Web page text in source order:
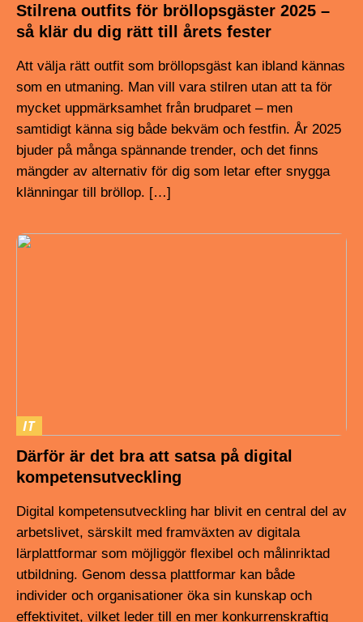
Stilrena outfits för bröllopsgäster 2025 –
så klär du dig rätt till årets fester
Att välja rätt outfit som bröllopsgäst kan ibland kännas
som en utmaning. Man vill vara stilren utan att ta för
mycket uppmärksamhet från brudparet – men
samtidigt känna sig både bekväm och festfin. År 2025
bjuder på många spännande trender, och det finns
mängder av alternativ för dig som letar efter snygga
klänningar till bröllop. […]
IT
Därför är det bra att satsa på digital
kompetensutveckling
Digital kompetensutveckling har blivit en central del av
arbetslivet, särskilt med framväxten av digitala
lärplattformar som möjliggör flexibel och målinriktad
utbildning. Genom dessa plattformar kan både
individer och organisationer öka sin kunskap och
effektivitet, vilket leder till en mer konkurrenskraftig